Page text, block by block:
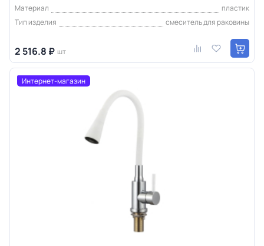
Материал
пластик
Тип изделия
смеситель для раковины
2 516.8 ₽ шт
Интернет-магазин